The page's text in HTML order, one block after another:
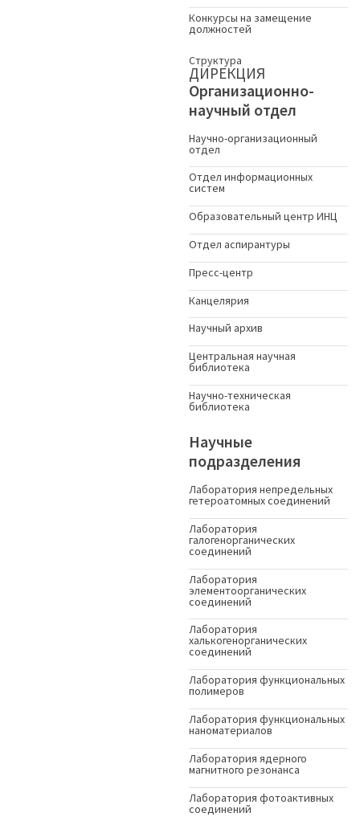
Конкурсы на замещение
должностей
Структура
ДИРЕКЦИЯ
Организационно-
научный отдел
Научно-организационный
отдел
Отдел информационных
систем
Образовательный центр ИНЦ
Отдел аспирантуры
Пресс-центр
Канцелярия
Научный архив
Центральная научная
библиотека
Научно-техническая
библиотека
Научные
подразделения
Лаборатория непредельных
гетероатомных соединений
Лаборатория
галогенорганических
соединений
Лаборатория
элементоорганических
соединений
Лаборатория
халькогенорганических
соединений
Лаборатория функциональных
полимеров
Лаборатория функциональных
наноматериалов
Лаборатория ядерного
магнитного резонанса
Лаборатория фотоактивных
соединений